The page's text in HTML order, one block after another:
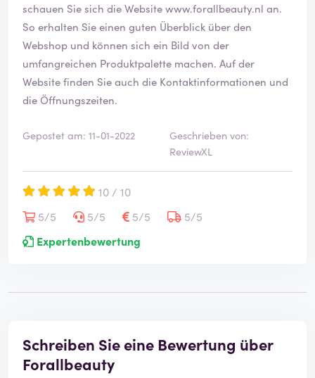
schauen Sie sich die Websitewww.forallbeauty.nl an.
So erhalten Sie einen guten Überblick über den
Webshop und können sich ein Bild von der
umfangreichen Produktpalette machen. Auf der
Website finden Sie auch die Kontaktinformationen und
die Öffnungszeiten.
Gepostet am: 11-01-2022
Geschrieben von:
ReviewXL
10 / 10
5/5
5/5 5/5
5/5
Expertenbewertung
Schreiben Sie eine Bewertung über
Forallbeauty